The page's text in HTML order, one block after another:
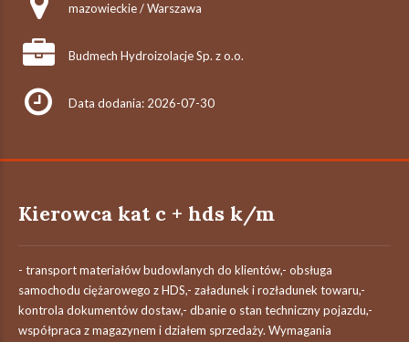
mazowieckie / Warszawa
Budmech Hydroizolacje Sp. z o.o.
Data dodania: 2026-07-30
Kierowca kat c + hds k/m
- transport materiałów budowlanych do klientów,- obsługa
samochodu ciężarowego z HDS,- załadunek i rozładunek towaru,-
kontrola dokumentów dostaw,- dbanie o stan techniczny pojazdu,-
współpraca z magazynem i działem sprzedaży. Wymagania